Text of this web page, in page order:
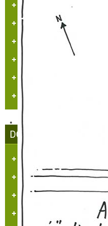
Sehenswürdigkeiten
Heimatlied
Hülchrather Literatur
Heimatmaler P.M. Nellen
Vogelwelt in Hülchrath und
Jüdisches Leben in Hülchrath
DORFGEMEINSCHAFT
Ziele des Vereins
Satzung
Tätigkeitsberichte
Partner und Sponsoren